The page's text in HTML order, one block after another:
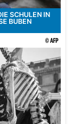
SCHULEN IN
BUBEN
© AFP